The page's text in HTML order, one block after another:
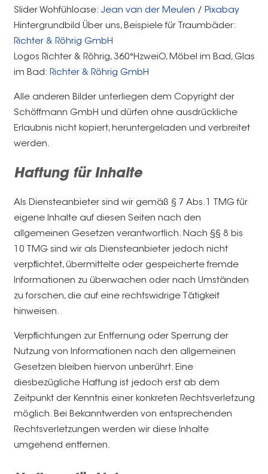
Slider Wohfühloase: Jean van der Meulen / Pixabay
Hintergrundbild Über uns, Beispiele für Traumbäder:
Richter & Röhrig GmbH
Logos Richter & Röhrig, 360°HzweiO, Möbel im Bad, Glas
im Bad: Richter & Röhrig GmbH
Alle anderen Bilder unterliegen dem Copyright der
Schöffmann GmbH und dürfen ohne ausdrückliche
Erlaubnis nicht kopiert, heruntergeladen und verbreitet
werden.
Haftung für Inhalte
Als Diensteanbieter sind wir gemäß § 7 Abs.1 TMG für
eigene Inhalte auf diesen Seiten nach den
allgemeinen Gesetzen verantwortlich. Nach §§ 8 bis
10 TMG sind wir als Diensteanbieter jedoch nicht
verpflichtet, übermittelte oder gespeicherte fremde
Informationen zu überwachen oder nach Umständen
zu forschen, die auf eine rechtswidrige Tätigkeit
hinweisen.
Verpflichtungen zur Entfernung oder Sperrung der
Nutzung von Informationen nach den allgemeinen
Gesetzen bleiben hiervon unberührt. Eine
diesbezügliche Haftung ist jedoch erst ab dem
Zeitpunkt der Kenntnis einer konkreten Rechtsverletzung
möglich. Bei Bekanntwerden von entsprechenden
Rechtsverletzungen werden wir diese Inhalte
umgehend entfernen.